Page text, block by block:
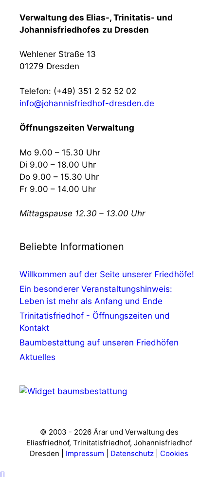
Verwaltung des Elias-, Trinitatis- und
Johannisfriedhofes zu Dresden
Wehlener Straße 13
01279 Dresden
Telefon: (+49) 351 2 52 52 02
info@johannisfriedhof-dresden.de
Öffnungszeiten Verwaltung
Mo 9.00 – 15.30 Uhr
Di 9.00 – 18.00 Uhr
Do 9.00 – 15.30 Uhr
Fr 9.00 – 14.00 Uhr
Mittagspause 12.30 – 13.00 Uhr
Beliebte Informationen
Willkommen auf der Seite unserer Friedhöfe!
Ein besonderer Veranstaltungshinweis:
Leben ist mehr als Anfang und Ende
Trinitatisfriedhof - Öffnungszeiten und
Kontakt
Baumbestattung auf unseren Friedhöfen
Aktuelles
© 2003 - 2026 Ärar und Verwaltung des
Eliasfriedhof, Trinitatisfriedhof, Johannisfriedhof
Dresden | Impressum Datenschutz Cookies